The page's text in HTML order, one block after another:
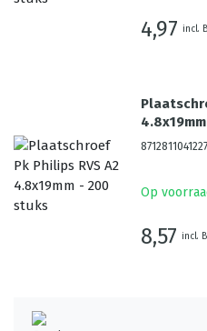
4,97 incl.
8712811041227
Op
8,57 incl.